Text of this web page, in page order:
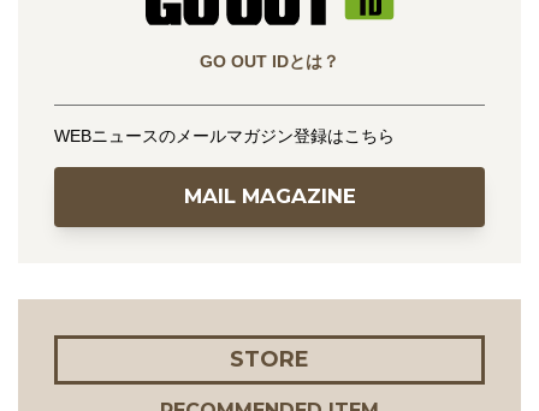
GO OUT IDとは？
WEBニュースのメールマガジン登録はこちら
MAIL MAGAZINE
STORE